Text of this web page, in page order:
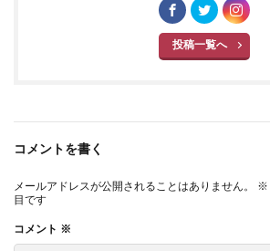
投稿一覧へ
コメントを書く
メールアドレスが公開されることはありません。 ※
目です
コメント ※